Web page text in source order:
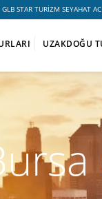
GLB STAR TURİZM SEYAHAT
UZAKDOĞU